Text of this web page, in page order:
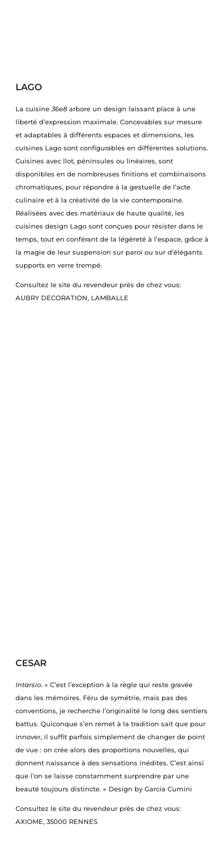
LAGO
La cuisine 36e8 arbore un design laissant place à une
liberté d’expression maximale. Concevables sur mesure
et adaptables à différents espaces et dimensions, les
cuisines Lago sont configurables en différentes solutions.
Cuisines avec îlot, péninsules ou linéaires, sont
disponibles en de nombreuses finitions et combinaisons
chromatiques, pour répondre à la gestuelle de l’acte
culinaire et à la créativité de la vie contemporaine.
Réalisées avec des matériaux de haute qualité, les
cuisines design Lago sont conçues pour résister dans le
temps, tout en conférant de la légèreté à l’espace, grâce à
la magie de leur suspension sur paroi ou sur d’élégants
supports en verre trempé.
Consultez le site du revendeur près de chez vous:
AUBRY DECORATION, LAMBALLE
CESAR
Intarsio. « C’est l’exception à la règle qui reste gravée
dans les mémoires. Féru de symétrie, mais pas des
conventions, je recherche l’originalité le long des sentiers
battus. Quiconque s’en remet à la tradition sait que pour
innover, il suffit parfois simplement de changer de point
de vue : on crée alors des proportions nouvelles, qui
donnent naissance à des sensations inédites. C’est ainsi
que l’on se laisse constamment surprendre par une
beauté toujours distincte. » Design by García Cumini
Consultez le site du revendeur près de chez vous:
AXIOME, 35000 RENNES